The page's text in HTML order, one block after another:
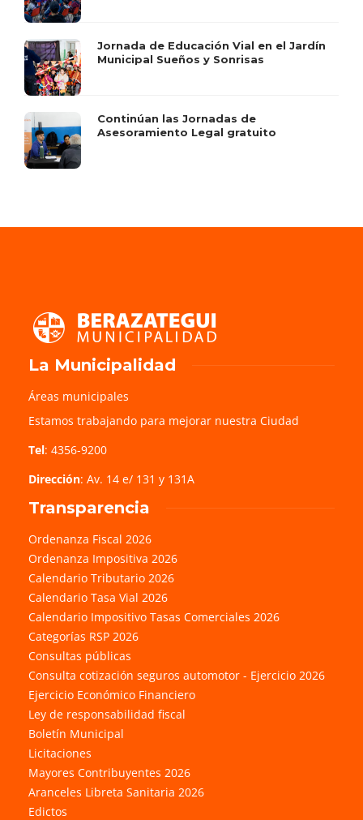
Jornada de Educación Vial en el Jardín
Municipal Sueños y Sonrisas
Continúan las Jornadas de
Asesoramiento Legal gratuito
La Municipalidad
Áreas municipales
Estamos trabajando para mejorar nuestra Ciudad
Tel: 4356-9200
Dirección: Av. 14 e/ 131 y 131A
Transparencia
Ordenanza Fiscal 2026
Ordenanza Impositiva 2026
Calendario Tributario 2026
Calendario Tasa Vial 2026
Calendario Impositivo Tasas Comerciales 2026
Categorías RSP 2026
Consultas públicas
Consulta cotización seguros automotor - Ejercicio 2026
Ejercicio Económico Financiero
Ley de responsabilidad fiscal
Boletín Municipal
Licitaciones
Mayores Contribuyentes 2026
Aranceles Libreta Sanitaria 2026
Edictos